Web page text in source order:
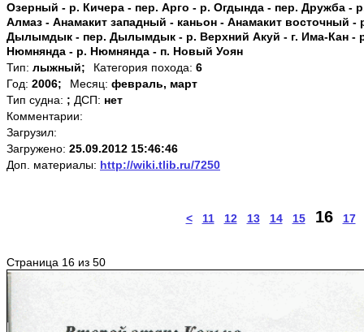
Озерный - р. Кичера - пер. Арго - р. Огдында - пер. Дружба -
Алмаз - Анамакит западный - каньон - Анамакит восточный -
Дылымдык - пер. Дылымдык - р. Верхний Акуй - г. Има-Кан -
Нюмнянда - р. Нюмнянда - п. Новый Уоян
Тип: лыжный; Категория похода: 6
Год: 2006; Месяц: февраль, март
Тип судна: ; ДСП: нет
Комментарии:
Загрузил:
Загружено: 25.09.2012 15:46:46
Доп. материалы: http://wiki.tlib.ru/7250
< 11 12 13 14 15 16 17
Страница 16 из 50